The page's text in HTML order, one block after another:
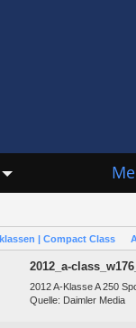
| Compact Class
2012_a-
2012 A-Klasse A 250
Quelle: Daimler Media